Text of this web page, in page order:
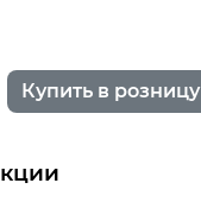
Купить в розницу